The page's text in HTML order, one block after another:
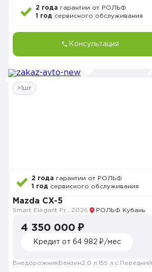
2 года гарантии от РОЛЬФ
1 год сервисного обслуживания
Консультация
>1шт
2 года гарантии от РОЛЬФ
1 год сервисного обслуживания
Mazda CX-5
2026 РОЛЬФ Кубань
4 350 000 ₽
Кредит от 64 982 ₽/мес
Внедорожник Бензин2.0 л. 155 л.с. Передний